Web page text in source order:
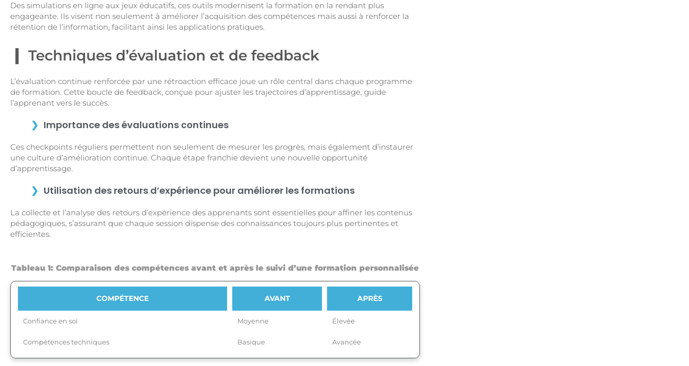
Des simulations en ligne aux jeux éducatifs, ces outils modernisent la formation en la rendant plus
engageante. Ils visent non seulement à améliorer l’acquisition des compétences mais aussi à renforcer la
rétention de l’information, facilitant ainsi les applications pratiques.
Techniques d’évaluation et de feedback
L’évaluation continue renforcée par une rétroaction efficace joue un rôle central dans chaque programme
de formation. Cette boucle de feedback, conçue pour ajuster les trajectoires d’apprentissage, guide
l’apprenant vers le succès.
Importance des évaluations continues
Ces checkpoints réguliers permettent non seulement de mesurer les progrès, mais également d’instaurer
une culture d’amélioration continue. Chaque étape franchie devient une nouvelle opportunité
d’apprentissage.
Utilisation des retours d’expérience pour améliorer les formations
La collecte et l’analyse des retours d’expérience des apprenants sont essentielles pour affiner les contenus
pédagogiques, s’assurant que chaque session dispense des connaissances toujours plus pertinentes et
efficientes.
Tableau 1: Comparaison des compétences avant et après le suivi d’une formation personnalisée
COMPÉTENCE AVANT APRÈS
Confiance en soi Moyenne Élevée
Compétences techniques Basique Avancée